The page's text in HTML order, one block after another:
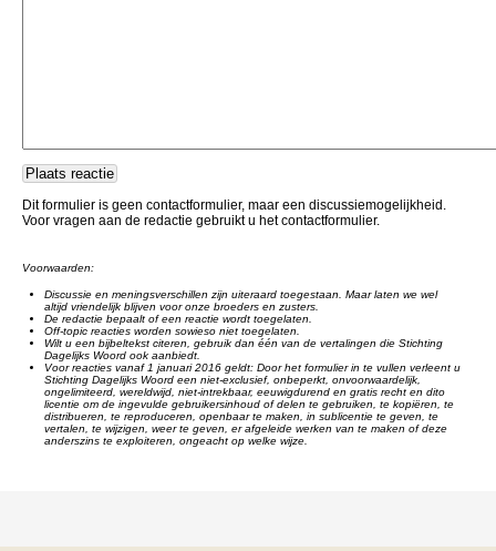
Dit formulier is geen contactformulier, maar een discussiemogelijkheid.
Voor vragen aan de redactie gebruikt u het contactformulier.
Voorwaarden:
Discussie en meningsverschillen zijn uiteraard toegestaan. Maar laten we wel
altijd vriendelijk blijven voor onze broeders en zusters.
De redactie bepaalt of een reactie wordt toegelaten.
Off-topic reacties worden sowieso niet toegelaten.
Wilt u een bijbeltekst citeren, gebruik dan één van de vertalingen die Stichting
Dagelijks Woord ook aanbiedt.
Voor reacties vanaf 1 januari 2016 geldt: Door het formulier in te vullen verleent u
Stichting Dagelijks Woord een niet-exclusief, onbeperkt, onvoorwaardelijk,
ongelimiteerd, wereldwijd, niet-intrekbaar, eeuwigdurend en gratis recht en dito
licentie om de ingevulde gebruikersinhoud of delen te gebruiken, te kopiëren, te
distribueren, te reproduceren, openbaar te maken, in sublicentie te geven, te
vertalen, te wijzigen, weer te geven, er afgeleide werken van te maken of deze
anderszins te exploiteren, ongeacht op welke wijze.